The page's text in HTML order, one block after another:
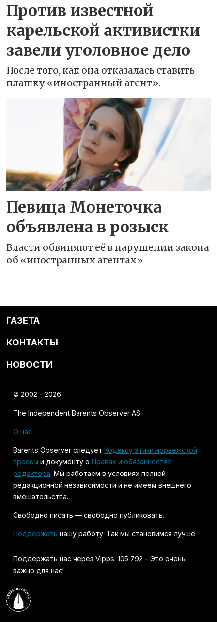
Против известной
карельской активистки
завели уголовное дело
После того, как она отказалась ставить
плашку «иностранный агент».
Певица Монеточка
объявлена в розыск
Власти обвиняют её в нарушении закона
об «иностранных агентах»
ГАЗЕТА
КОНТАКТЫ
НОВОСТИ
© 2002 - 2026
The Independent Barents Observer AS
О нас
Barents Observer следуетКодексу этики норвежской
прессы и документу оПравах и обязанностях
редактора. Мы работаем в условиях полной
редакционной независимости и не имеем внешнего
вмешательства.
Свободно писать — свободно публиковать.
Поддержать нашу работу. Так мы становимся лучше.
Поддержать нас через Vipps: 105 792 - Это очень
важно для нас!